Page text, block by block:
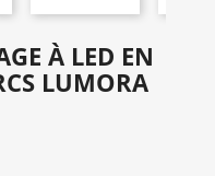
À LED EN
LUMORA